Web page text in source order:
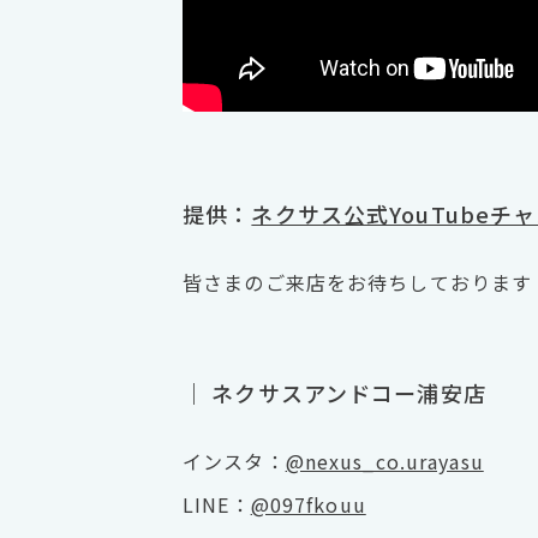
提供： ネクサス公式YouTubeチ
皆さまのご来店をお待ちしております
｜ ネクサスアンドコー浦安店
インスタ： @nexus_co.urayasu
LINE： @097fkouu